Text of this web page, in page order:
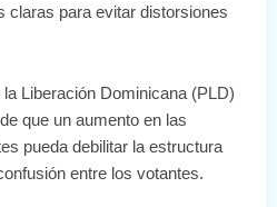
claras para evitar distorsiones
Liberación Dominicana (PLD)
que un aumento en las
pueda debilitar la estructura
entre los votantes.